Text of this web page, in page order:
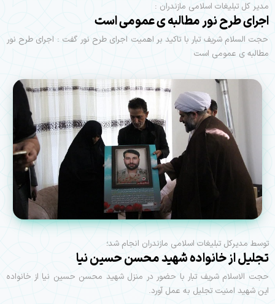
مدیر کل تبلیغات اسلامی مازندران :
اجرای طرح نور مطالبه ی عمومی است
حجت السلام شریف تبار با تاکید بر اهمیت اجرای طرح نور گفت : اجرای طرح نور
مطالبه ی عمومی است
توسط مدیرکل تبلیغات اسلامی مازندران انجام شد؛
تجلیل از خانواده شهید محسن حسین نیا
حجت الاسلام شریف تبار با حضور در منزل شهید محسن حسین نیا از خانواده
این شهید امنیت تجلیل به عمل آورد.